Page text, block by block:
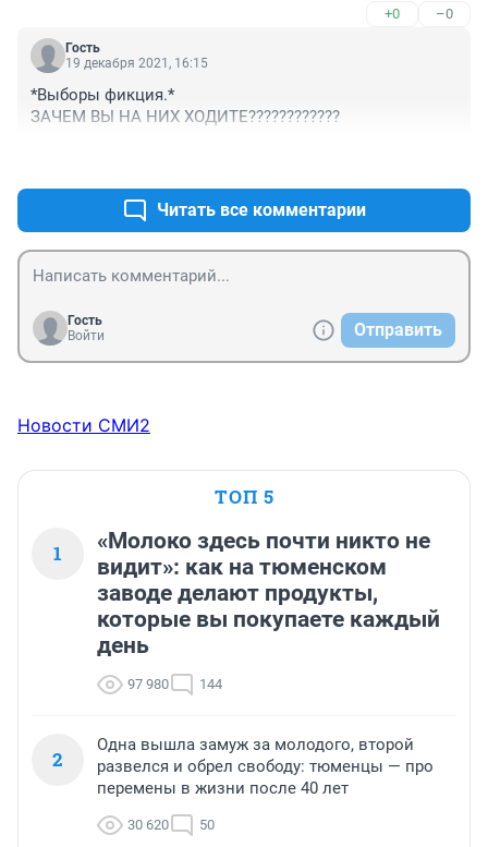
пока находиться по середине всей Тюмени среди
застройщиков, пока ещё, но с дальнейшей политикой
её может просто не быть, или будут работать только
+0 –0
Гость
19 декабря 2021, 16:15
*Выборы фикция.*
ЗАЧЕМ ВЫ НА НИХ ХОДИТЕ????????????
Читать все комментарии
Гость
Войти
Отправить
Новости СМИ2
ТОП 5
1
«Молоко здесь почти никто не
видит»: как на тюменском
заводе делают продукты,
которые вы покупаете каждый
день
97 980 144
2
Одна вышла замуж за молодого, второй
развелся и обрел свободу: тюменцы — про
перемены в жизни после 40 лет
30 620 50